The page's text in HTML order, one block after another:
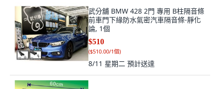
武分舖 BMW 428 2門 專用 B柱隔音條
前車門下緣防水氣密汽車隔音條-靜化
論, 1個
$510
($510.00/1個)
8/11 星期二 預計送達